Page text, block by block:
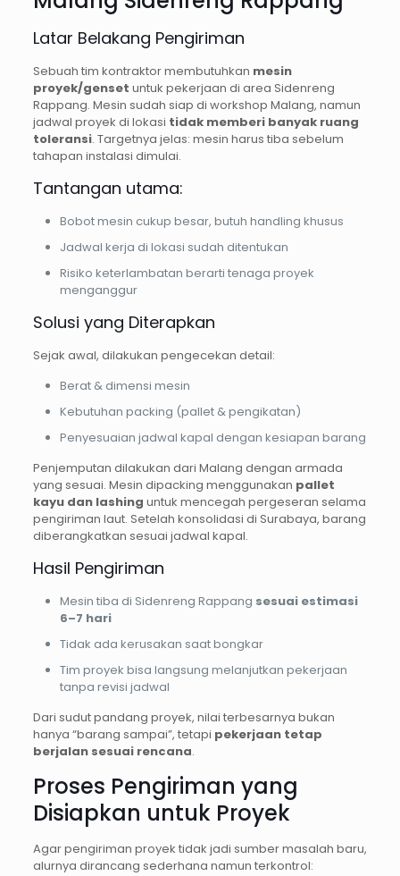
Latar Belakang Pengiriman
Sebuah tim kontraktor membutuhkan mesin
proyek/genset untuk pekerjaan di area Sidenreng
Rappang. Mesin sudah siap di workshop Malang, namun
jadwal proyek di lokasi tidak memberi banyak ruang
toleransi. Targetnya jelas: mesin harus tiba sebelum
tahapan instalasi dimulai.
Tantangan utama:
Bobot mesin cukup besar, butuh handling khusus
Jadwal kerja di lokasi sudah ditentukan
Risiko keterlambatan berarti tenaga proyek
menganggur
Solusi yang Diterapkan
Sejak awal, dilakukan pengecekan detail:
Berat & dimensi mesin
Kebutuhan packing (pallet & pengikatan)
Penyesuaian jadwal kapal dengan kesiapan barang
Penjemputan dilakukan dari Malang dengan armada
yang sesuai. Mesin dipacking menggunakan pallet
kayu dan lashing untuk mencegah pergeseran selama
pengiriman laut. Setelah konsolidasi di Surabaya, barang
diberangkatkan sesuai jadwal kapal.
Hasil Pengiriman
Mesin tiba di Sidenreng Rappang sesuai estimasi
6–7 hari
Tidak ada kerusakan saat bongkar
Tim proyek bisa langsung melanjutkan pekerjaan
tanpa revisi jadwal
Dari sudut pandang proyek, nilai terbesarnya bukan
hanya “barang sampai”, tetapi pekerjaan tetap
berjalan sesuai rencana.
Proses Pengiriman yang
Disiapkan untuk Proyek
Agar pengiriman proyek tidak jadi sumber masalah baru,
alurnya dirancang sederhana namun terkontrol: